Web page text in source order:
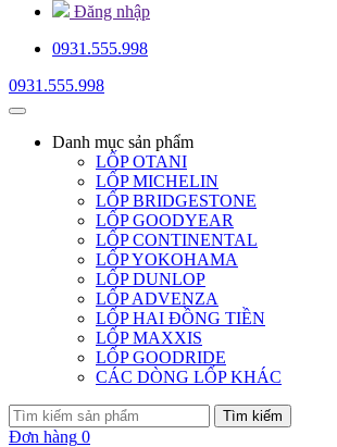
Đăng nhập
0931.555.998
0931.555.998
Danh mục sản phẩm
LỐP OTANI
LỐP MICHELIN
LỐP BRIDGESTONE
LỐP GOODYEAR
LỐP CONTINENTAL
LỐP YOKOHAMA
LỐP DUNLOP
LỐP ADVENZA
LỐP HAI ĐỒNG TIỀN
LỐP MAXXIS
LỐP GOODRIDE
CÁC DÒNG LỐP KHÁC
Tìm kiếm
Đơn hàng 0